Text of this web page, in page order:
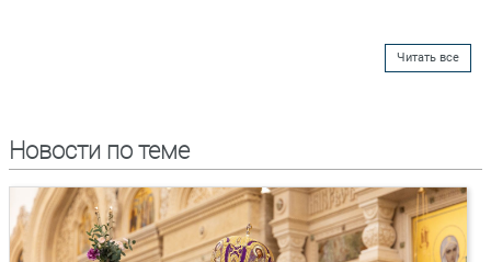
Читать все
Новости по теме